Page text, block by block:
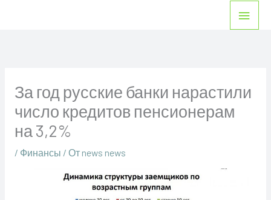
За год русские банки нарастили
число кредитов пенсионерам
на 3,2%
/ Финансы / От news news